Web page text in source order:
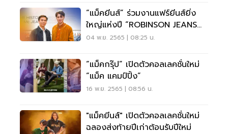
“แม็คยีนส์” ร่วมงานแฟร์ยีนส์ยิ่ง
ใหญ่แห่งปี “ROBINSON JEANS
2022”
04 พ.ย. 2565 | 08:25 น.
“แม็คกรุ๊ป” เปิดตัวคอลเลคชั่นใหม่
“แม็ค แคมป์ปิ้ง”
16 พ.ย. 2565 | 08:56 น.
"แม็คยีนส์" เปิดตัวคอลเลคชั่นใหม่
ฉลองส่งท้ายปีเก่าต้อนรับปีใหม่